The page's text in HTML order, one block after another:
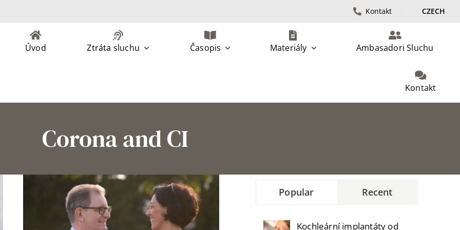
Kontakt CZECH
Úvod Ztráta sluchu Časopis Materiály Ambasadori Sluchu
Kontakt
Corona and CI
Popular Recent
Kochleární implantáty od